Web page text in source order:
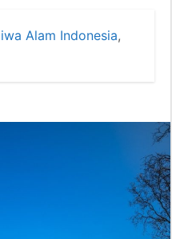
Alam Indonesia,